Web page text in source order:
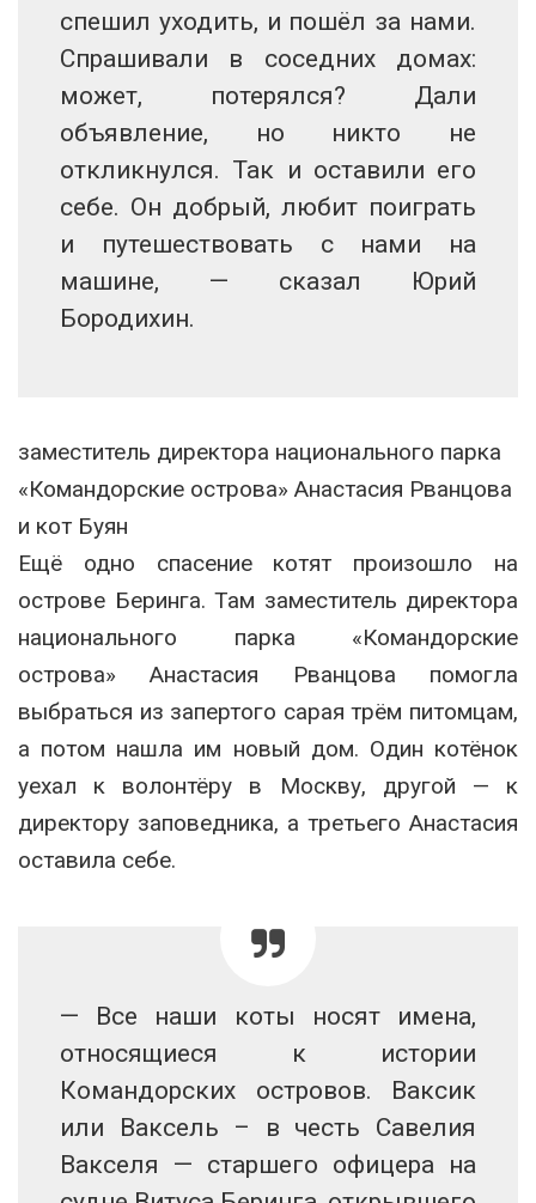
спешил уходить, и пошёл за нами.
Спрашивали в соседних домах:
может, потерялся? Дали
объявление, но никто не
откликнулся. Так и оставили его
себе. Он добрый, любит поиграть
и путешествовать с нами на
машине, — сказал Юрий
Бородихин.
заместитель директора национального парка
«Командорские острова» Анастасия Рванцова
и кот Буян
Ещё одно спасение котят произошло на
острове Беринга. Там заместитель директора
национального парка «Командорские
острова» Анастасия Рванцова помогла
выбраться из запертого сарая трём питомцам,
а потом нашла им новый дом. Один котёнок
уехал к волонтёру в Москву, другой — к
директору заповедника, а третьего Анастасия
оставила себе.
— Все наши коты носят имена,
относящиеся к истории
Командорских островов. Ваксик
или Ваксель – в честь Савелия
Вакселя — старшего офицера на